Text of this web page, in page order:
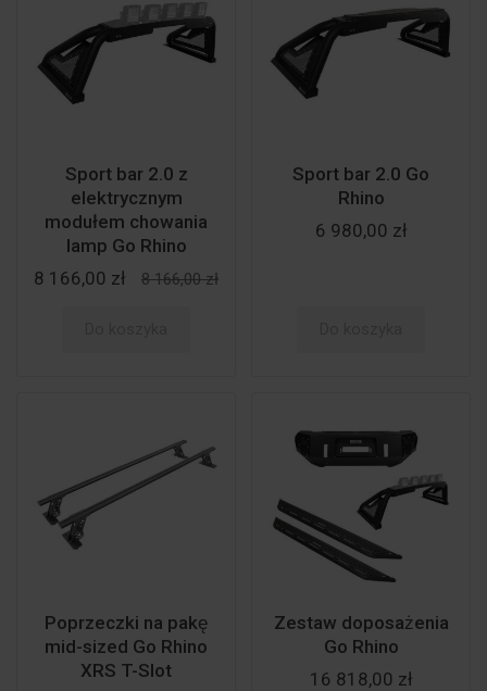
Sport bar 2.0 z
elektrycznym
modułem chowania
lamp Go Rhino
8 166,00 zł
8 166,00 zł
Sport bar 2.0 Go
Rhino
6 980,00 zł
Poprzeczki na pakę
mid-sized Go Rhino
XRS T-Slot
Zestaw doposażenia
Go Rhino
16 818,00 zł